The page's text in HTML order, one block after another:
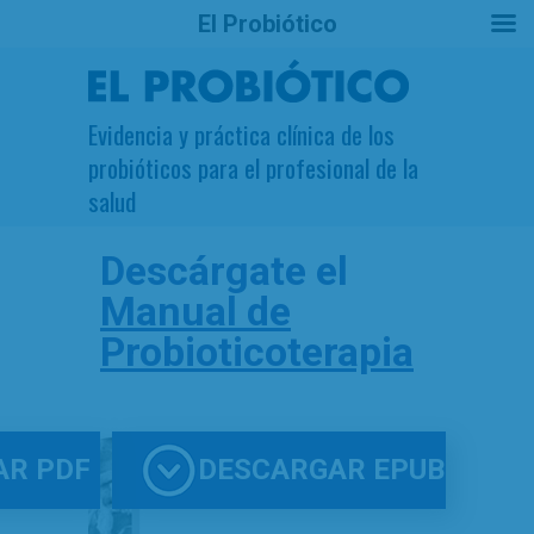
Evidencia y práctica clínica de los
probióticos para el profesional de la
salud
Descárgate el
Manual de
Probioticoterapia
DESCARGAR EPUB
PDF
El Probiótico